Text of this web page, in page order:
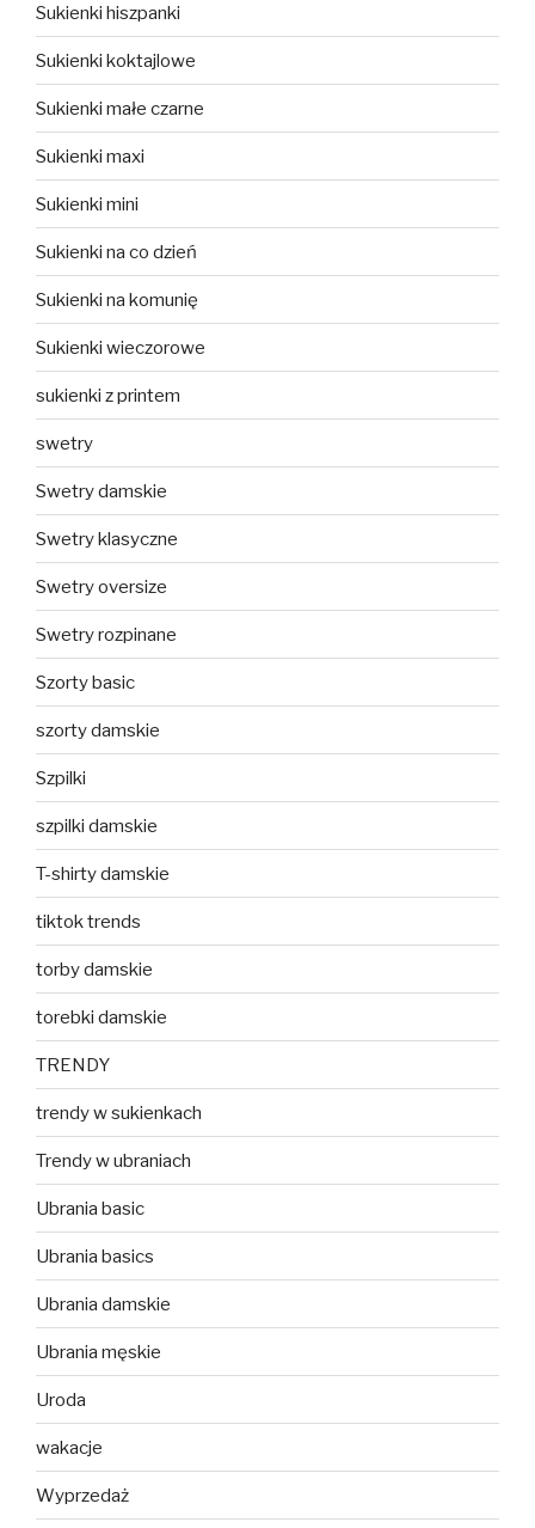
Sukienki hiszpanki
Sukienki koktajlowe
Sukienki małe czarne
Sukienki maxi
Sukienki mini
Sukienki na co dzień
Sukienki na komunię
Sukienki wieczorowe
sukienki z printem
swetry
Swetry damskie
Swetry klasyczne
Swetry oversize
Swetry rozpinane
Szorty basic
szorty damskie
Szpilki
szpilki damskie
T-shirty damskie
tiktok trends
torby damskie
torebki damskie
TRENDY
trendy w sukienkach
Trendy w ubraniach
Ubrania basic
Ubrania basics
Ubrania damskie
Ubrania męskie
Uroda
wakacje
Wyprzedaż